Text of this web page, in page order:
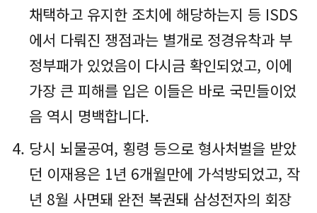
채택하고 유지한 조치에 해당하는지 등 ISDS
에서 다뤄진 쟁점과는 별개로 정경유착과 부
정부패가 있었음이 다시금 확인되었고, 이에
가장 큰 피해를 입은 이들은 바로 국민들이었
음 역시 명백합니다.
당시 뇌물공여, 횡령 등으로 형사처벌을 받았
던 이재용은 1년 6개월만에 가석방되었고, 작
년 8월 사면돼 완전 복권돼 삼성전자의 회장